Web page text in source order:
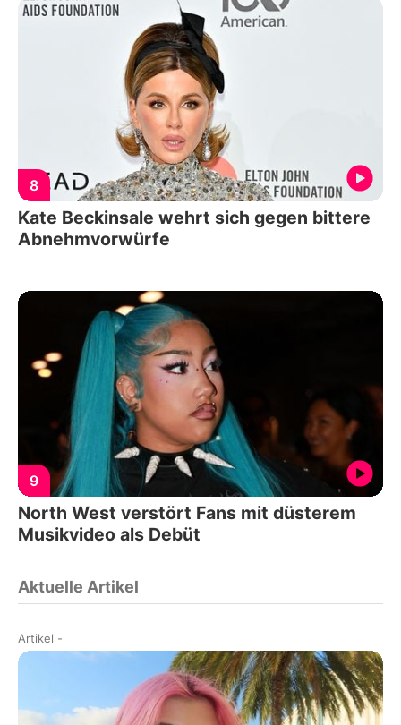
8
Kate Beckinsale wehrt sich gegen bittere
Abnehmvorwürfe
9
North West verstört Fans mit düsterem
Musikvideo als Debüt
Aktuelle Artikel
Artikel -